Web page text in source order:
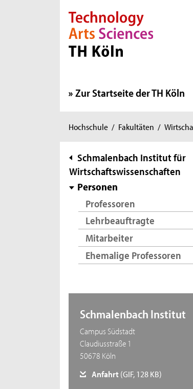
Direkt zur Hauptnavigation
Direkt zur Subnavigation
Direkt zum Inhalt
Direkt zum Fußbereich
Zur Startseite der TH Köln
Sie
hier:
Hochschule / Fakultäten /
Subnavigation
Schmalenbach Institut für
Wirtschaftswissenschaften
Personen
Professoren
Lehrbeauftragte
Mitarbeiter
Ehemalige Professoren
Schmalenbach Institut
Campus Südstadt
Claudiusstraße 1
50678 Köln
Anfahrt(GIF, 128 KB)